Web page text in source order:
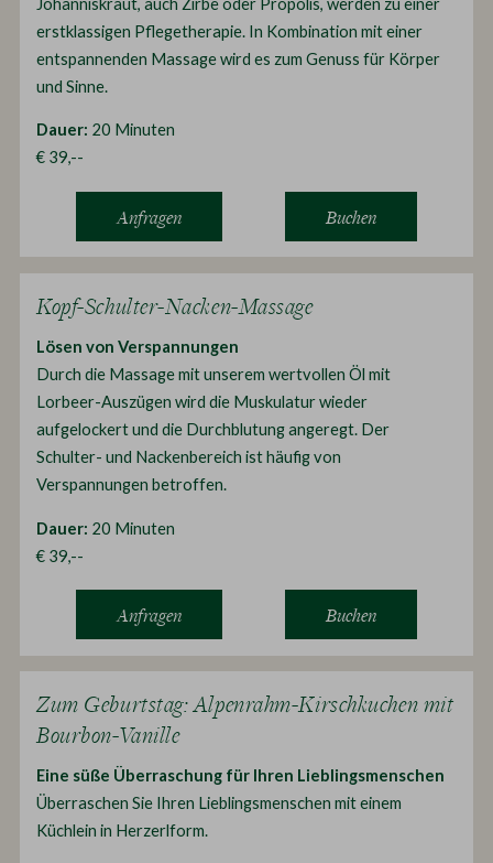
erstklassigen Pflegetherapie. In Kombination mit einer
entspannenden Massage wird es zum Genuss für Körper
und Sinne.
Dauer: 20 Minuten
€ 39,--
Anfragen Buchen
Kopf-Schulter-Nacken-Massage
Lösen von Verspannungen
Durch die Massage mit unserem wertvollen Öl mit
Lorbeer-Auszügen wird die Muskulatur wieder
aufgelockert und die Durchblutung angeregt. Der
Schulter- und Nackenbereich ist häufig von
Verspannungen betroffen.
Dauer: 20 Minuten
€ 39,--
Anfragen Buchen
Zum Geburtstag: Alpenrahm-Kirschkuchen mit
Bourbon-Vanille
Eine süße Überraschung für Ihren Lieblingsmenschen
Überraschen Sie Ihren Lieblingsmenschen mit einem
Küchlein in Herzerlform.